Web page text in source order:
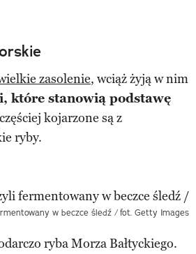
zasolenie, wciąż żyją w nim
które stanowią podstawę
kojarzone są z
ryby.
w beczce śledź / fot. Getty Images
ryba Morza Bałtyckiego.